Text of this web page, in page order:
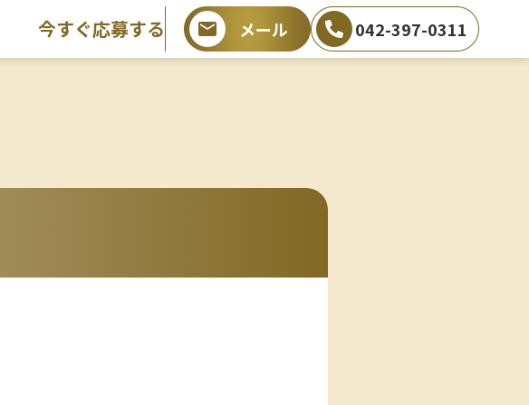
今すぐ応募する メール 042-397-0311